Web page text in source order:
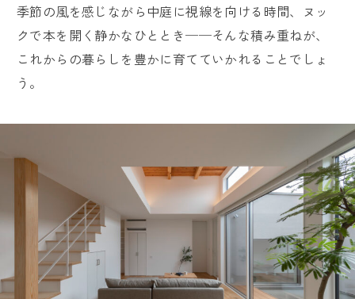
季節の風を感じながら中庭に視線を向ける時間、ヌッ
クで本を開く静かなひととき──そんな積み重ねが、
これからの暮らしを豊かに育てていかれることでしょ
う。